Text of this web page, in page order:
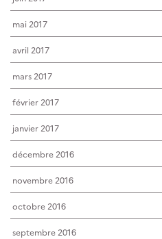
mai 2017
avril 2017
mars 2017
février 2017
janvier 2017
décembre 2016
novembre 2016
octobre 2016
septembre 2016